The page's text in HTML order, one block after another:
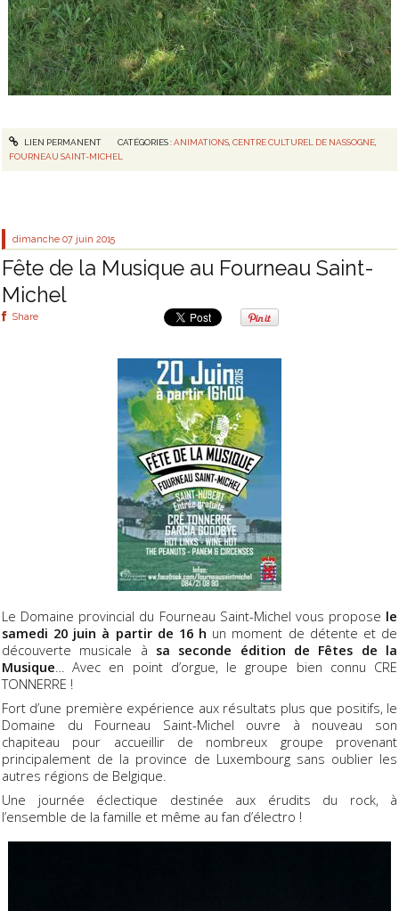
LIEN PERMANENT CATÉGORIES :ANIMATIONS, CENTRE CULTUREL DE NASSOGNE,
FOURNEAU SAINT-MICHEL
dimanche 07 juin 2015
Fête de la Musique au Fourneau Saint-
Michel
Share
Le Domaine provincial du Fourneau Saint-Michel vous propose le
samedi 20 juin à partir de 16 h un moment de détente et de
découverte musicale à sa seconde édition de Fêtes de la
Musique … Avec en point d’orgue, le groupe bien connu CRE
TONNERRE !
Fort d’une première expérience aux résultats plus que positifs, le
Domaine du Fourneau Saint-Michel ouvre à nouveau son
chapiteau pour accueillir de nombreux groupe provenant
principalement de la province de Luxembourg sans oublier les
autres régions de Belgique.
Une journée éclectique destinée aux érudits du rock, à
l’ensemble de la famille et même au fan d’électro !